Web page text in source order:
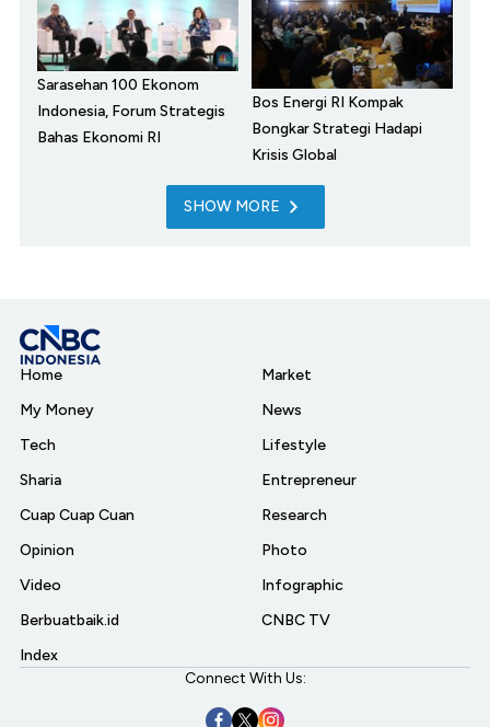
Sarasehan 100 Ekonom
Indonesia, Forum Strategis
Bahas Ekonomi RI
Bos Energi RI Kompak
Bongkar Strategi Hadapi
Krisis Global
SHOW MORE
Home
My Money
Tech
Sharia
Cuap Cuap Cuan
Opinion
Video
Berbuatbaik.id
Index
Market
News
Lifestyle
Entrepreneur
Research
Photo
Infographic
CNBC TV
Connect With Us: